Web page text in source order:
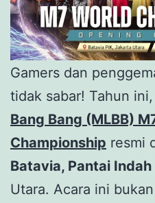
Gamers dan
tidak sabar! Tahun ini,
Bang Bang (MLBB)
Championship resmi
Batavia, Pantai
Utara. Acara ini